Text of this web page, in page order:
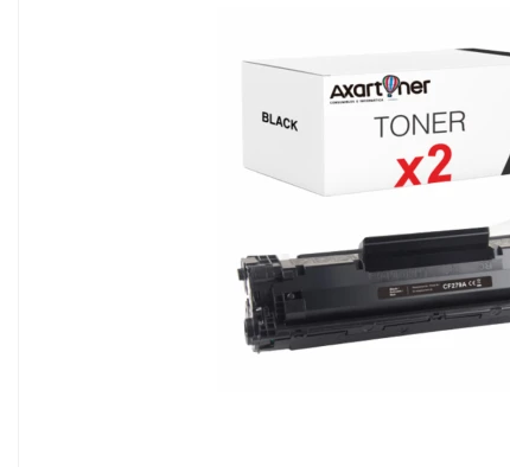
Ventajas para
Accede a descuentos exclusivos y